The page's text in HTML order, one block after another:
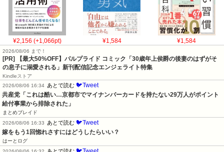
¥2,156 (+1,066pt) ¥1,584 ¥1,584
2026/08/06 まで！
[PR] 【最大50%OFF】パルプライド コミック「30歳年上侯爵の後妻のはずがそ
の息子に溺愛される」新刊配信記念エンジェライト特集
Kindleストア
2026/08/06 16:34 あとで読む 🐦Tweet
共産党「これは酷い…京都市でマイナンバーカードを持たない29万人がポイント
給付事業から排除された」
まとめブレイド
2026/08/06 16:33
あとで読む 🐦Tweet
嫁をもう1回惚れさすにはどうしたらいい？
はーとログ